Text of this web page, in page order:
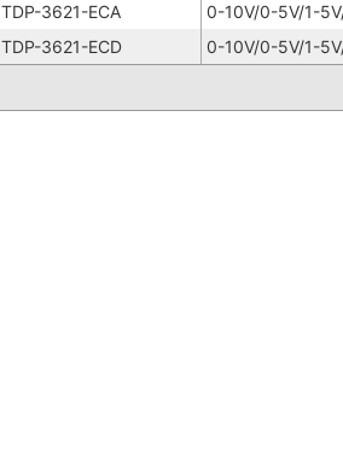
TDP-3621-ECA
0-10V/0-5V/1-
TDP-3621-ECD 0-10V/0-5V/1-